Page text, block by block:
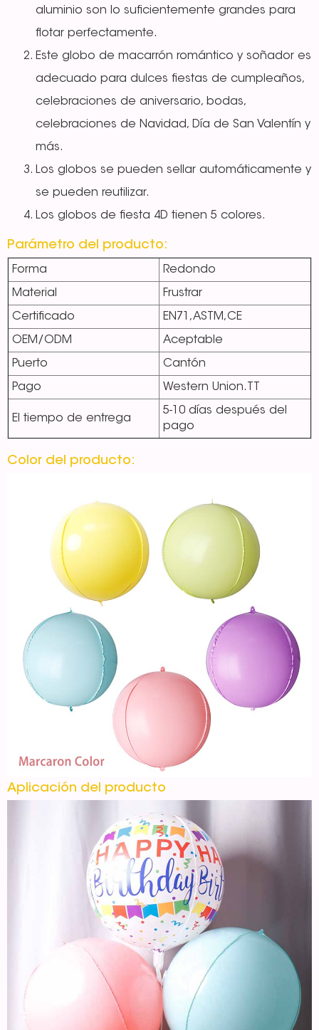
aluminio son lo suficientemente grandes para
flotar perfectamente.
Este globo de macarrón romántico y soñador es
adecuado para dulces fiestas de cumpleaños,
celebraciones de aniversario, bodas,
celebraciones de Navidad, Día de San Valentín y
más.
Los globos se pueden sellar automáticamente y
se pueden reutilizar.
Los globos de fiesta 4D tienen 5 colores.
Parámetro del producto:
Forma Redondo
Material Frustrar
Certificado EN71,ASTM,CE
OEM/ODM Aceptable
Puerto Cantón
Pago Western Union.TT
El tiempo de entrega
5-10 días después del
pago
Color del producto:
Aplicación del producto